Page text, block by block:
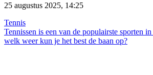
25 augustus 2025, 14:25
Tennis
Tennissen is een van de populairste sporten
welk weer kun je het best de baan op?